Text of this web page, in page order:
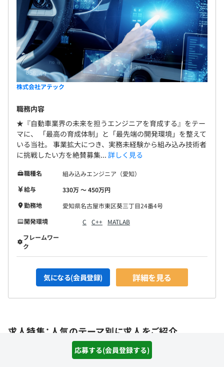
応募する(会員登録する)
株式会社アテック
職務内容
★『自動車業界の未来を担うエンジニアを育成する』をテー
マに、 「最高の育成体制」と「最先端の開発環境」を整えて
いる当社。 事業拡大につき、実務未経験から組み込み技術者
に挑戦したい方を絶賛募集... 詳しく見る
職種名
組み込みエンジニア（愛知）
給与
330万 〜 450万円
勤務地
愛知県名古屋市東区葵三丁目24番4号
開発環境
C C++
MATLAB
フレームワー
ク
気になる(会員登録) 詳細を見る
求人特集：人気のテーマ別に求人をご紹介